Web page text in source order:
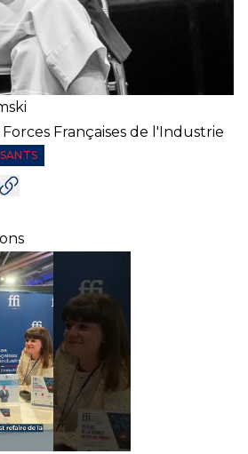
Françaises de l'Industrie